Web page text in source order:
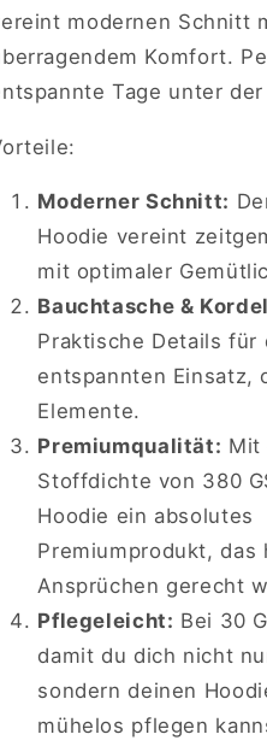
modernen Schnitt
Komfort.
Tage unter der
Moderner Schnitt:
Hoodie vereint
mit optimaler
Bauchtasche &
Praktische Details für
entspannten Einsatz,
Elemente.
Premiumqualität: Mit
Stoffdichte von 380
Hoodie ein absolutes
Premiumprodukt, das
Ansprüchen gerecht
Pflegeleicht: Bei 30
damit du dich nicht
sondern deinen
mühelos pflegen